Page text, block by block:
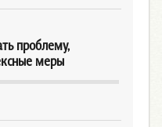
проблему,
меры